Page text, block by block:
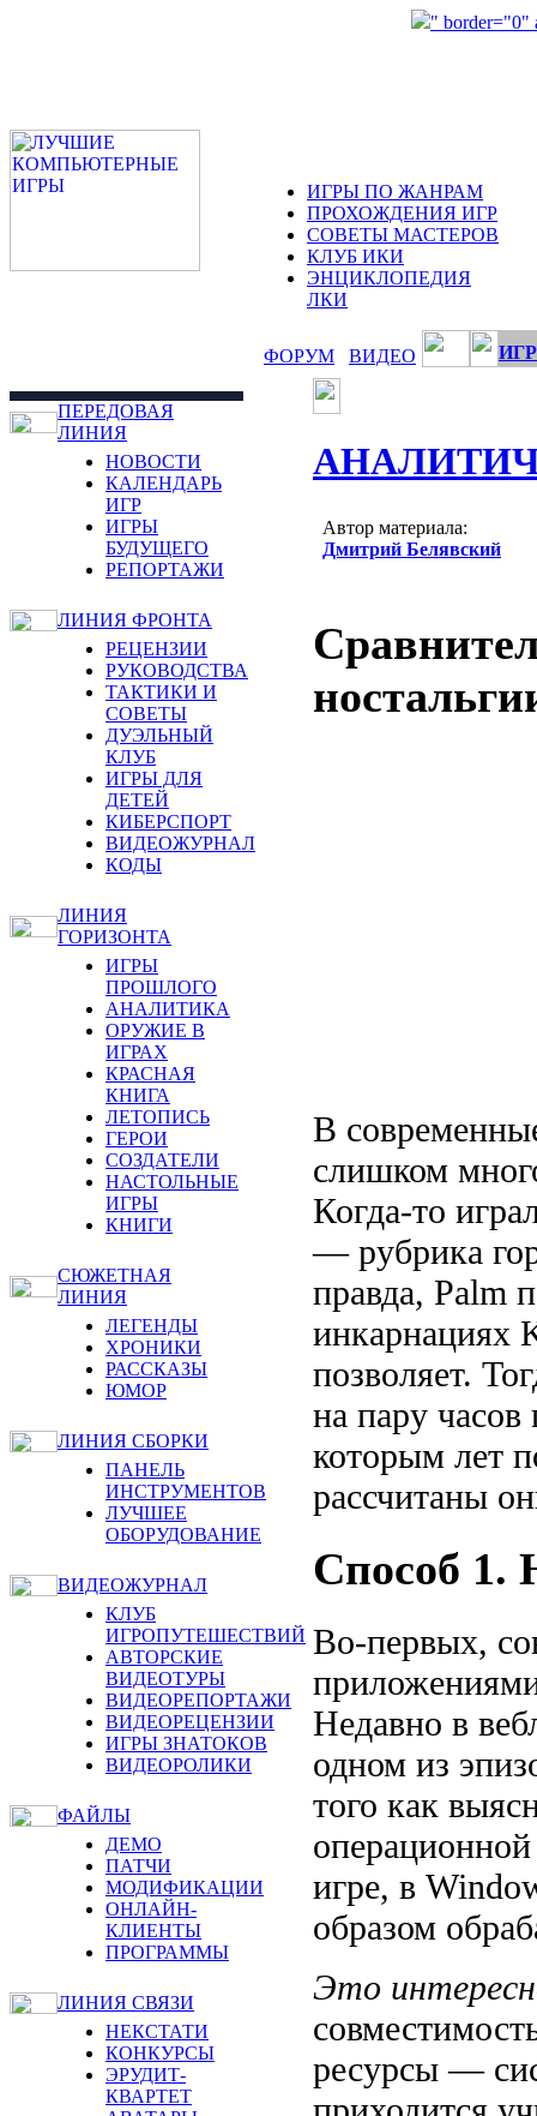
" border="0"
ИГРЫ ПО ЖАНРАМ
ПРОХОЖДЕНИЯ ИГР
СОВЕТЫ МАСТЕРОВ
КЛУБ ИКИ
ЭНЦИКЛОПЕДИЯ
ЛКИ
ФОРУМ ВИДЕО
ПЕРЕДОВАЯ
ЛИНИЯ
НОВОСТИ
КАЛЕНДАРЬ
ИГР
ИГРЫ
БУДУЩЕГО
РЕПОРТАЖИ
ЛИНИЯ ФРОНТА
РЕЦЕНЗИИ
РУКОВОДСТВА
ТАКТИКИ И
СОВЕТЫ
ДУЭЛЬНЫЙ
КЛУБ
ИГРЫ ДЛЯ
ДЕТЕЙ
КИБЕРСПОРТ
ВИДЕОЖУРНАЛ
КОДЫ
ЛИНИЯ
ГОРИЗОНТА
ИГРЫ
ПРОШЛОГО
АНАЛИТИКА
ОРУЖИЕ В
ИГРАХ
КРАСНАЯ
КНИГА
ЛЕТОПИСЬ
ГЕРОИ
СОЗДАТЕЛИ
НАСТОЛЬНЫЕ
ИГРЫ
КНИГИ
СЮЖЕТНАЯ
ЛИНИЯ
ЛЕГЕНДЫ
ХРОНИКИ
РАССКАЗЫ
ЮМОР
ЛИНИЯ СБОРКИ
ПАНЕЛЬ
ИНСТРУМЕНТОВ
ЛУЧШЕЕ
ОБОРУДОВАНИЕ
ВИДЕОЖУРНАЛ
КЛУБ
ИГРОПУТЕШЕСТВИЙ
АВТОРСКИЕ
ВИДЕОТУРЫ
ВИДЕОРЕПОРТАЖИ
ВИДЕОРЕЦЕНЗИИ
ИГРЫ ЗНАТОКОВ
ВИДЕОРОЛИКИ
ФАЙЛЫ
ДЕМО
ПАТЧИ
МОДИФИКАЦИИ
ОНЛАЙН-
КЛИЕНТЫ
ПРОГРАММЫ
ЛИНИЯ СВЯЗИ
НЕКСТАТИ
КОНКУРСЫ
ЭРУДИТ-
КВАРТЕТ
Автор материала:
Дмитрий Белявский
В
слишком
Когда-то
— рубрика
правда, Palm
инкарнациях
позволяет.
на пару
которым лет
рассчитаны
Способ 1.
Во-первых,
Недавно в
одном из
того как
игре, в
образом
Это
ресурсы —